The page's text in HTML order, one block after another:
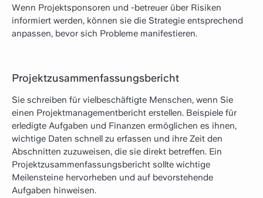
Wenn Projektsponsoren und -betreuer über Risiken
informiert werden, können sie die Strategie entsprechend
anpassen, bevor sich Probleme manifestieren.
Projektzusammenfassungsbericht
Sie schreiben für vielbeschäftigte Menschen, wenn Sie
einen Projektmanagementbericht erstellen. Beispiele für
erledigte Aufgaben und Finanzen ermöglichen es ihnen,
wichtige Daten schnell zu erfassen und ihre Zeit den
Abschnitten zuzuweisen, die sie direkt betreffen. Ein
Projektzusammenfassungsbericht sollte wichtige
Meilensteine hervorheben und auf bevorstehende
Aufgaben hinweisen.